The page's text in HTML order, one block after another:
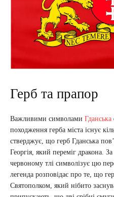
Герб та прапор
Важливими символами Гданська
походження герба міста існує
стверджує, що герб Гданська
Георгія, який переміг дракона.
червоному тлі символізує цю
легенда розповідає про те, що
Святополком, який нібито